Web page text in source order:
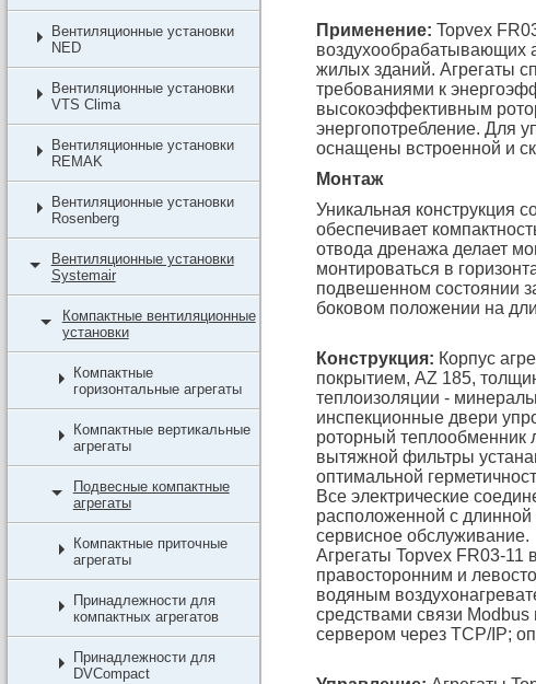
Вентиляционные установки
NED
Вентиляционные установки
VTS Clima
Вентиляционные установки
REMAK
Вентиляционные установки
Rosenberg
Вентиляционные установки
Systemair
Компактные вентиляционные
установки
Компактные
горизонтальные агрегаты
Компактные вертикальные
агрегаты
Подвесные компактные
агрегаты
Компактные приточные
агрегаты
Принадлежности для
компактных агрегатов
Принадлежности для
DVCompact
Применение: Topvex
воздухообрабатывающих
жилых зданий. Агрегаты
требованиями к
высокоэффективным
энергопотребление. Для
оснащены встроенной и
Монтаж
Уникальная конструкция
обеспечивает
отвода дренажа делает
монтироваться в
подвешенном состоянии
боковом положении на
Конструкция: Корпус
покрытием, AZ 185,
теплоизоляции -
инспекционные двери
роторный теплообменник
вытяжной фильтры
оптимальной
Все электрические
расположенной с длинной
сервисное обслуживание.
Агрегаты Topvex FR03-
правосторонним и
водяным
средствами связи
сервером через TCP/IP;